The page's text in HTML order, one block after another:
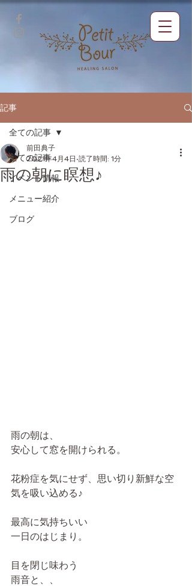
記事
全ての記事
イベント情報
メニュー紹介
ブログ
全ての記事
雨の朝に瞑想♪
前田典子
2021年4月4日 読了時間: 1分
雨の朝は、
安心して窓を開けられる。
花粉症を気にせず、思い切り新鮮な空
気を吸い込める♪
最高に気持ちいい
一日のはじまり。
目を閉じ味わう
雨音と、、